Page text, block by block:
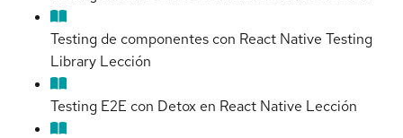
Testing de componentes con React Native Testing
Library Lección
Testing E2E con Detox en React Native Lección